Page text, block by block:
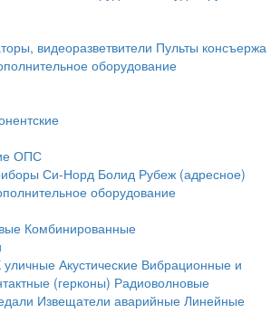
видеоразветвители Пульты консъержа
оборудование
ОПС
Си-Норд Болид Рубеж (адресное)
оборудование
Комбинированные
уличныеАкустические Вибрационные и
(герконы) Радиоволновые
Извещатели аварийные Линейные